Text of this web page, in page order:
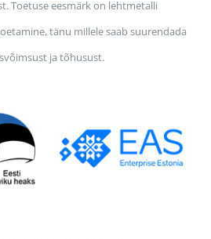
Toetuse eesmärk on lehtmetalli
tänu millele saab suurendada
ja tõhusust.